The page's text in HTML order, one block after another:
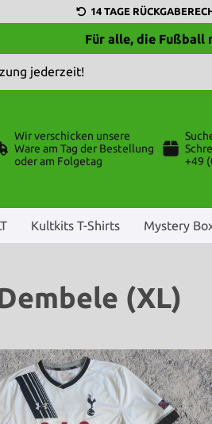
14 TAGE
Für alle, die Fußball
jederzeit!
Wir verschicken unsere
Ware am Tag der Bestellung
oder am Folgetag
+49
Kultkits T-Shirts Mystery
(XL)